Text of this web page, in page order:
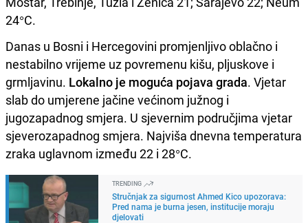
24°C.
Danas u Bosni i Hercegovini promjenljivo oblačno i
nestabilno vrijeme uz povremenu kišu, pljuskove i
grmljavinu. Lokalno je moguća pojava grada. Vjetar
slab do umjerene jačine većinom južnog i
jugozapadnog smjera. U sjevernim područjima vjetar
sjeverozapadnog smjera. Najviša dnevna temperatura
zraka uglavnom između 22 i 28°C.
TRENDING
Stručnjak za sigurnost Ahmed Kico upozorava:
Pred nama je burna jesen, institucije moraju
djelovati